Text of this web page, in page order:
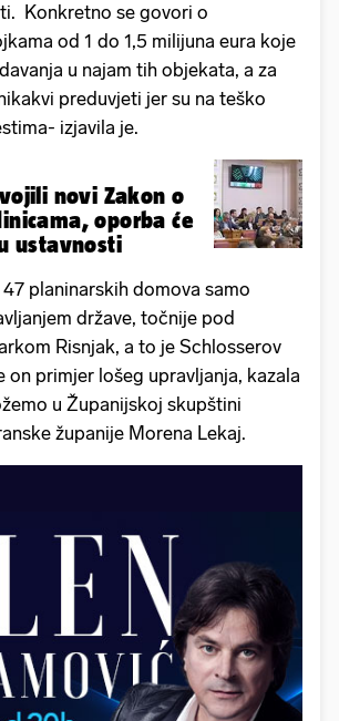
Konkretno se govori o
od 1 do 1,5 milijuna eura koje
u najam tih objekata, a za
preduvjeti jer su na teško
izjavila je.
novi Zakon o
oporba će
ustavnosti
planinarskih domova samo
države, točnije pod
Risnjak, a to je Schlosserov
on primjer lošeg upravljanja, kazala
u Županijskoj skupštini
županije Morena Lekaj.